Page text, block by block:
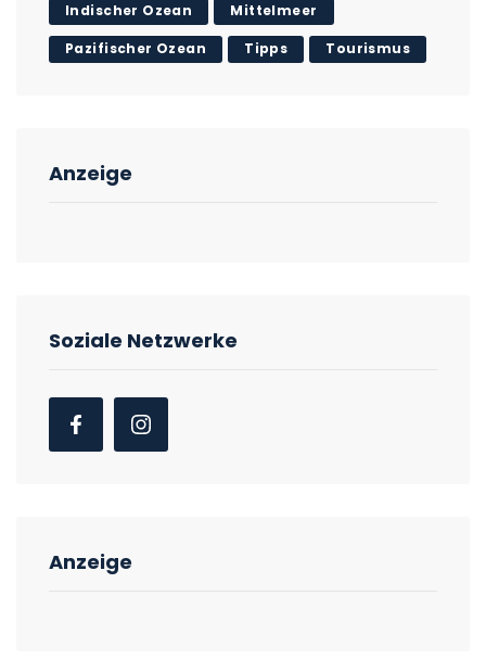
Indischer Ozean Mittelmeer
Pazifischer Ozean Tipps Tourismus
Anzeige
Soziale Netzwerke
Anzeige